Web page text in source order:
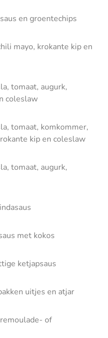
en groentechips
mayo, krokante kip en
tomaat, augurk,
coleslaw
tomaat, komkommer,
kip en coleslaw
tomaat, augurk,
met kokos
ketjapsaus
uitjes en atjar
of